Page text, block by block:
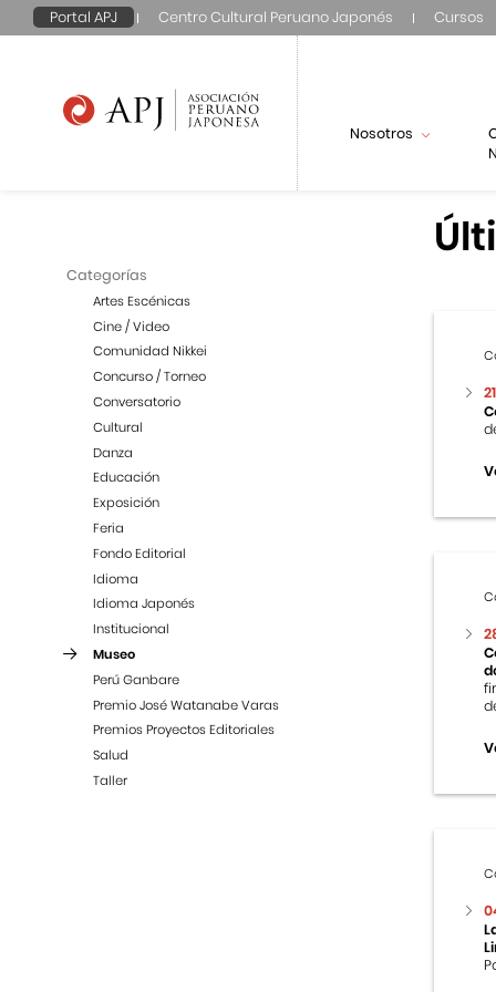
Portal APJ Centro Cultural Peruano Japonés Cursos
Nosotros
Categorías
Artes Escénicas
Cine / Video
Comunidad Nikkei
Concurso / Torneo
Conversatorio
Cultural
Danza
Educación
Exposición
Feria
Fondo Editorial
Idioma
Idioma Japonés
Institucional
Museo
Perú Ganbare
Premio José Watanabe Varas
Premios Proyectos Editoriales
Salud
Taller